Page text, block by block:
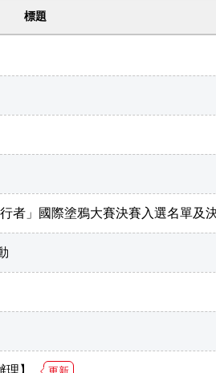
標題
者」國際塗鴉大賽決賽入選名單及
理】